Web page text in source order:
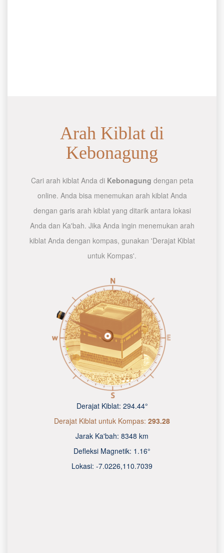
Arah Kiblat di
Kebonagung
Cari arah kiblat Anda di Kebonagung dengan peta
online. Anda bisa menemukan arah kiblat Anda
dengan garis arah kiblat yang ditarik antara lokasi
Anda dan Ka'bah. Jika Anda ingin menemukan arah
kiblat Anda dengan kompas, gunakan 'Derajat Kiblat
untuk Kompas'.
Derajat Kiblat: 294.44°
Derajat Kiblat untuk Kompas: 293.28
Jarak Ka'bah: 8348 km
Defleksi Magnetik: 1.16°
Lokasi: -7.0226,110.7040